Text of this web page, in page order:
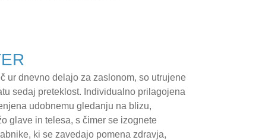
ur dnevno delajo za zaslonom, so utrujene
sedaj preteklost. Individualno prilagojena
udobnemu gledanju na blizu,
glave in telesa, s čimer se izognete
ki se zavedajo pomena zdravja,